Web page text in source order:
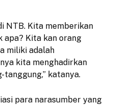
NTB. Kita memberikan
apa? Kita kan orang
miliki adalah
kita menghadirkan
tanggung,” katanya.
para narasumber yang